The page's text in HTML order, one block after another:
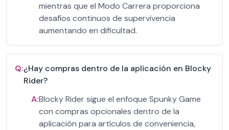
mientras que el Modo Carrera proporciona
desafíos continuos de supervivencia
aumentando en dificultad.
Q:¿Hay compras dentro de la aplicación en Blocky
Rider?
A:Blocky Rider sigue el enfoque Spunky Game
con compras opcionales dentro de la
aplicación para artículos de conveniencia,